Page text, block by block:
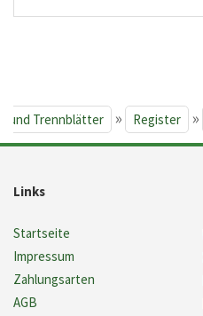
und Trennblätter » Register »
Links
Startseite
Impressum
Zahlungsarten
AGB